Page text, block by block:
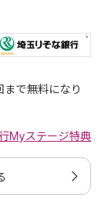
設定可
0円～
100万円
で無料になり
Myステージ特典